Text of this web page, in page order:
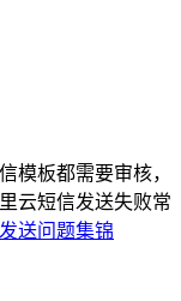
模板都需要审核，
云短信发送失败常
送问题集锦